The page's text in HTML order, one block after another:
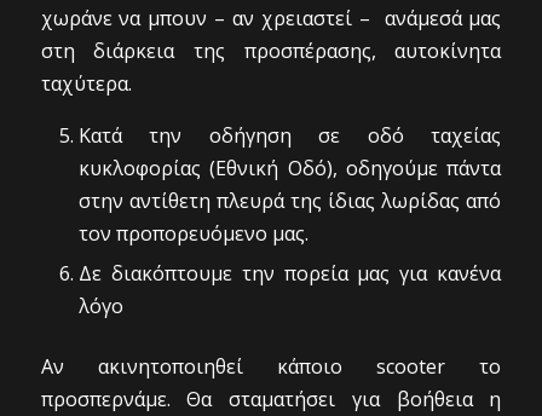
χωράνε να μπουν – αν χρειαστεί – ανάμεσά μας
στη διάρκεια της προσπέρασης, αυτοκίνητα
ταχύτερα.
Κατά την οδήγηση σε οδό ταχείας
κυκλοφορίας (Εθνική Οδό), οδηγούμε πάντα
στην αντίθετη πλευρά της ίδιας λωρίδας από
τον προπορευόμενο μας.
Δε διακόπτουμε την πορεία μας για κανένα
λόγο
Αν ακινητοποιηθεί κάποιο scooter το
προσπερνάμε. Θα σταματήσει για βοήθεια η